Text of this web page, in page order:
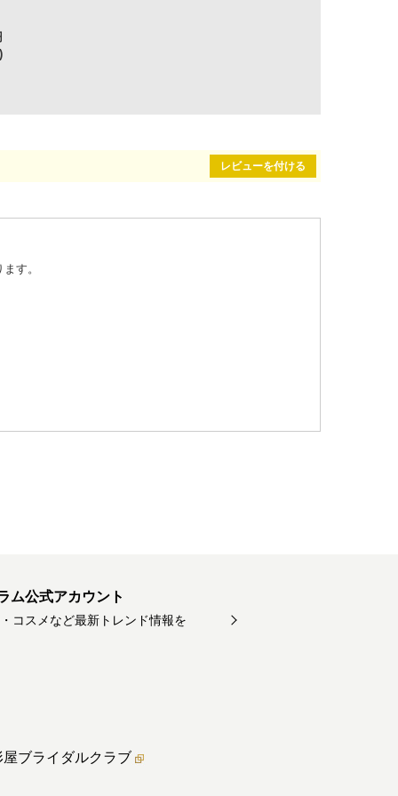
レビューを付ける
す。
ム公式アカウント
コスメなど最新トレンド情報を
屋ブライダルクラブ